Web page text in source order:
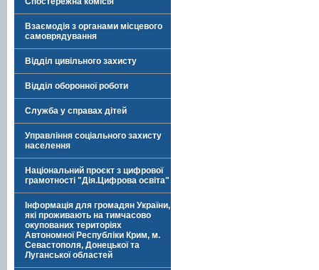
Взаємодія з органами місцевого
самоврядування
Відділ цивільного захисту
Відділ оборонної роботи
Служба у справах дітей
Управління соціального захисту
населення
Національний проєкт з цифрової
грамотності "Дія.Цифрова освіта"
Інформація для громадян України,
які проживають на тимчасово
окупованих територіях
Автономної Республіки Крим, м.
Севастополя, Донецької та
Луганської областей